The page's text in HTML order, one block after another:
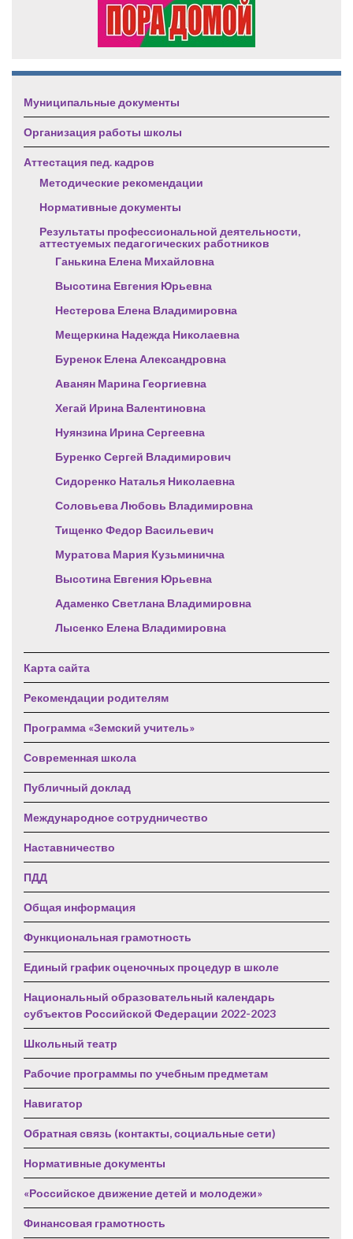
Муниципальные документы
Организация работы школы
Аттестация пед. кадров
Методические рекомендации
Нормативные документы
Результаты профессиональной деятельности,
аттестуемых педагогических работников
Ганькина Елена Михайловна
Высотина Евгения Юрьевна
Нестерова Елена Владимировна
Мещеркина Надежда Николаевна
Буренок Елена Александровна
Аванян Марина Георгиевна
Хегай Ирина Валентиновна
Нуянзина Ирина Сергеевна
Буренко Сергей Владимирович
Сидоренко Наталья Николаевна
Соловьева Любовь Владимировна
Тищенко Федор Васильевич
Муратова Мария Кузьминична
Высотина Евгения Юрьевна
Адаменко Светлана Владимировна
Лысенко Елена Владимировна
Карта сайта
Рекомендации родителям
Программа «Земский учитель»
Современная школа
Публичный доклад
Международное сотрудничество
Наставничество
ПДД
Общая информация
Функциональная грамотность
Единый график оценочных процедур в школе
Национальный образовательный календарь
субъектов Российской Федерации 2022-2023
Школьный театр
Рабочие программы по учебным предметам
Навигатор
Обратная связь (контакты, социальные сети)
Нормативные документы
«Российское движение детей и молодежи»
Финансовая грамотность